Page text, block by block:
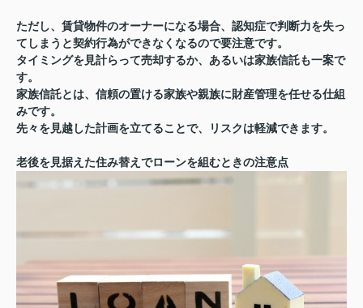
ただし、賃貸物件のオーナーになる場合、認知症で判断力を失っ
てしまうと契約行為ができなくなるので要注意です。
タイミングを見計らって売却するか、あるいは家族信託も一案で
す。
家族信託とは、信頼の置ける家族や親族に財産管理を任せる仕組
みです。
先々を見越した計画を立てることで、リスクは軽減できます。
老後を見据えた住み替えでローンを組むときの注意点